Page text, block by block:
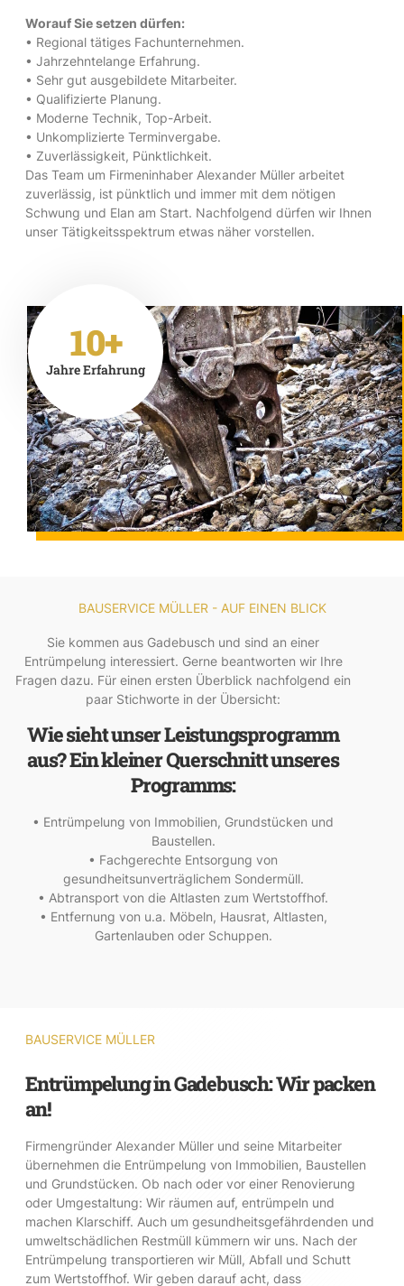
Worauf Sie setzen dürfen:
• Regional tätiges Fachunternehmen.
• Jahrzehntelange Erfahrung.
• Sehr gut ausgebildete Mitarbeiter.
• Qualifizierte Planung.
• Moderne Technik, Top-Arbeit.
• Unkomplizierte Terminvergabe.
• Zuverlässigkeit, Pünktlichkeit.
Das Team um Firmeninhaber Alexander Müller arbeitet
zuverlässig, ist pünktlich und immer mit dem nötigen
Schwung und Elan am Start. Nachfolgend dürfen wir Ihnen
unser Tätigkeitsspektrum etwas näher vorstellen.
10+
Jahre Erfahrung
BAUSERVICE MÜLLER - AUF EINEN BLICK
Sie kommen aus Gadebusch und sind an einer
Entrümpelung interessiert. Gerne beantworten wir Ihre
Fragen dazu. Für einen ersten Überblick nachfolgend ein
paar Stichworte in der Übersicht:
Wie sieht unser Leistungsprogramm
aus? Ein kleiner Querschnitt unseres
Programms:
• Entrümpelung von Immobilien, Grundstücken und
Baustellen.
• Fachgerechte Entsorgung von
gesundheitsunverträglichem Sondermüll.
• Abtransport von die Altlasten zum Wertstoffhof.
• Entfernung von u.a. Möbeln, Hausrat, Altlasten,
Gartenlauben oder Schuppen.
BAUSERVICE MÜLLER
Entrümpelung in Gadebusch: Wir packen
an!
Firmengründer Alexander Müller und seine Mitarbeiter
übernehmen die Entrümpelung von Immobilien, Baustellen
und Grundstücken. Ob nach oder vor einer Renovierung
oder Umgestaltung: Wir räumen auf, entrümpeln und
machen Klarschiff. Auch um gesundheitsgefährdenden und
umweltschädlichen Restmüll kümmern wir uns. Nach der
Entrümpelung transportieren wir Müll, Abfall und Schutt
zum Wertstoffhof. Wir geben darauf acht, dass